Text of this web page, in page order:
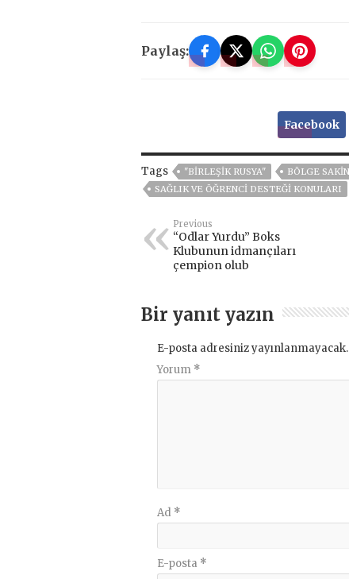
Paylaş:
Facebook
Tags "BIRLEŞIK RUSYA"
BÖLGE
SAĞLIK VE ÖĞRENCI DESTEĞI KONULARI
Previous
“Odlar Yurdu” Boks
Klubunun idmançıları
çempion olub
Bir yanıt yazın
E-posta adresiniz yayınlanmayacak.
Yorum *
Ad *
E-posta *